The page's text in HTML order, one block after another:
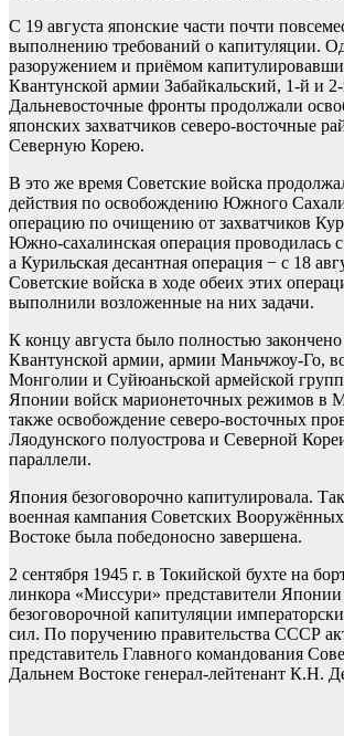
С 19 августа японские части почти
выполнению требований о капитуляции.
разоружением и приёмом
Квантунской армии Забайкальский, 1-й и
Дальневосточные фронты продолжали
японских захватчиков северо-восточные
Северную Корею.
В это же время Советские войска
действия по освобождению Южного
операцию по очищению от захватчиков
Южно-сахалинская операция проводилась с
а Курильская десантная операция − с 18
Советские войска в ходе обеих этих
выполнили возложенные на них задачи.
К концу августа было полностью
Квантунской армии, армии Маньчжоу-Го,
Монголии и Суйюаньской армейской
Японии войск марионеточных режимов в
также освобождение северо-восточных
Ляодунского полуострова и Северной
параллели.
Япония безоговорочно капитулировала.
военная кампания Советских
Востоке была победоносно завершена.
2 сентября 1945 г. в Токийской бухте на
линкора «Миссури» представители
безоговорочной капитуляции
сил. По поручению правительства СССР
представитель Главного командования
Дальнем Востоке генерал-лейтенант К.Н.